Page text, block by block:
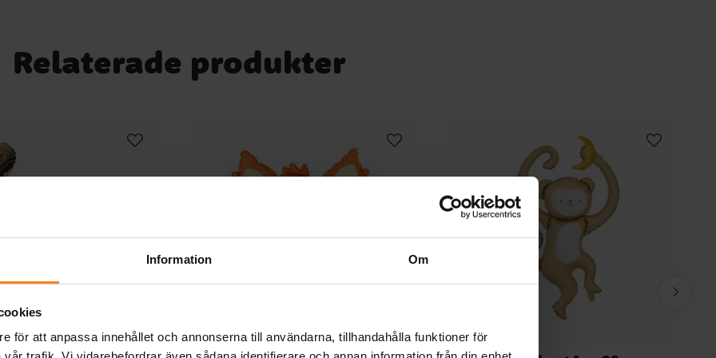
Information Om
för att anpassa innehållet och annonserna till användarna, tillhandahålla funktioner för
Relaterade produkter